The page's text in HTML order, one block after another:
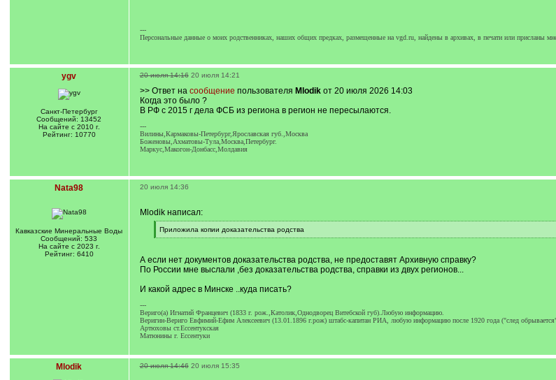
---
Персональные данные о моих родственниках, наших общих предках, размещенные на vgd.ru, найдены в архивах, в печати или присланы
ygv
Санкт-Петербург
Сообщений: 13452
На сайте с 2010 г.
Рейтинг: 10770
20 июля 14:16 20 июля 14:21
>> Ответ на сообщение пользователя Mlodikот 20 июля 2026 14:03
Когда это было ?
В РФ с 2015 г дела ФСБ из региона в регион не пересылаются.
---
Вилины,Кармаковы-Петербург,Ярославская губ.,Москва
Боженовы,Ахматовы-Тула,Москва,Петербург.
Маркус,Макогон-Донбасс,Молдавия
Nata98
Кавказские Минеральные Воды
Сообщений: 533
На сайте с 2023 г.
Рейтинг: 6410
20 июля 14:36
Mlodik написал:
[
q
Приложила копии доказательства родства
[
]
А если нет документов доказательства родства, не предоставят Архивную справку?
По России мне выслали ,без доказательства родства, справки из двух регионов...
И какой адрес в Минске ..куда писать?
---
Вериго(а) Игнатий Францевич (1833 г. рож.,Католик,Однодворец Витебской губ).Любую информацию.
Веригин-Вериго Евфимий-Ефим Алексеевич (13.01.1896 г.рож) штабс-капитан РИА, любую информацию после 1920 года ("след
Артюховы ст.Ессентукская
Матюнины г. Ессентуки
Mlodik 20 июля 14:46 20 июля 15:35